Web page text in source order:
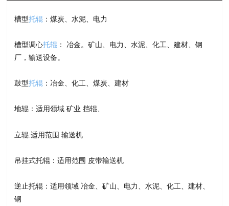
槽型托辊 ：煤炭、水泥、电力
槽型调心托辊 ： 冶金。矿山、电力、水泥、化工、建材、钢
厂，输送设备。
鼓型托辊 ：冶金、化工、煤炭、建材
地辊：适用领域 矿业 挡辊、
立辊:适用范围 输送机
吊挂式托辊：适用范围 皮带输送机
逆止托辊：适用领域 冶金、矿山、电力、水泥、化工、建材、
钢